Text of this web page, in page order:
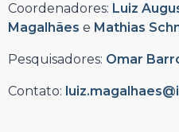
Coordenadores: Luiz
Magalhães e Mathias
Pesquisadores: Omar
Contato: